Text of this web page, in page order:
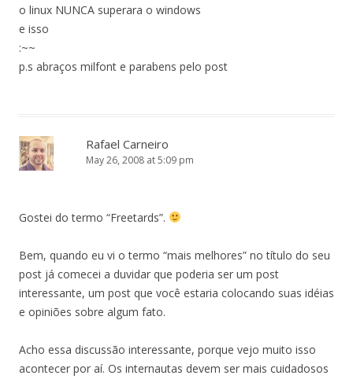
o linux NUNCA superara o windows
e isso
:~~
p.s abraços milfont e parabens pelo post
Rafael Carneiro
May 26, 2008 at 5:09 pm
Gostei do termo “Freetards”.
Bem, quando eu vi o termo “mais melhores” no título do seu
post já comecei a duvidar que poderia ser um post
interessante, um post que você estaria colocando suas idéias
e opiniões sobre algum fato.
Acho essa discussão interessante, porque vejo muito isso
acontecer por aí. Os internautas devem ser mais cuidadosos